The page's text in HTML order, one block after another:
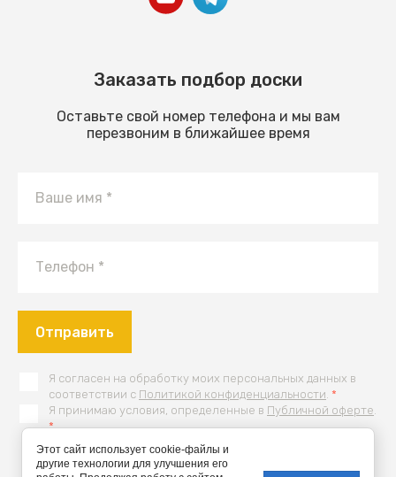
Заказать подбор доски
Оставьте свой номер телефона и мы вам
перезвоним в ближайшее время
Я согласен на обработку моих персональных данных в
соответствии с Политикой конфиденциальности. *
Я принимаю условия, определенные в Публичной оферте.
*
Отправить
Этот сайт использует cookie-файлы и
другие технологии для улучшения его